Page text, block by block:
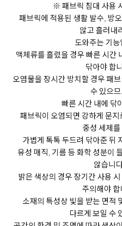
※ 패브릭 침대 사용
패브릭에 적용된 생활 발수, 방
않고 흘러내
도와주는 기
액체류를 흘렸을 경우 빠른 시간
닦아야 합
오염물을 장시간 방치할 경우 패
수 있으
빠른 시간 내에 닦
패브릭이 오염되면 강하게 문
중성 세제
가볍게 톡톡 두드려 닦아준 뒤
유성 매직, 기름 등 화학 성분이
않습니
밝은 색상의 경우 장기간 사용
주의해야 합
소재의 특성상 빛을 받는 면적
다르게 보일 수